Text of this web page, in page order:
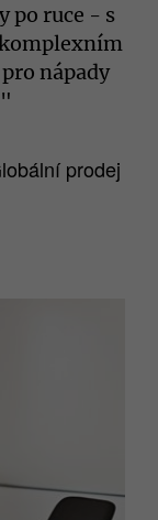
po ruce - s
nápady
prodej